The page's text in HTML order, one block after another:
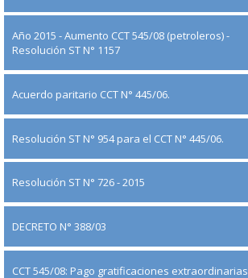
Año 2015 - Aumento CCT 545/08 (petroleros) -
Resolución ST N° 1157
Acuerdo paritario CCT N° 445/06.
Resolución ST N° 954 para el CCT N° 445/06.
Resolución ST N° 726 - 2015
DECRETO N° 388/03
CCT 545/08: Pago gratificaciones extraordinarias